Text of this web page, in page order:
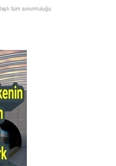
tüm sorumluluğu